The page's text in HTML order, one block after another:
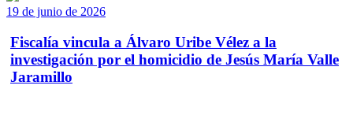
19 de junio de 2026
Fiscalía vincula a Álvaro Uribe Vélez a la
investigación por el homicidio de Jesús María Valle
Jaramillo